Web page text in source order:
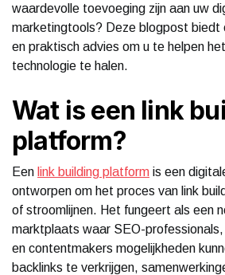
waardevolle toevoeging zijn aan uw
marketingtools? Deze blogpost biedt
en praktisch advies om u te helpen
technologie te halen.
Wat is een link
platform?
Een link building platform is een
ontworpen om het proces van link
of stroomlijnen. Het fungeert als een
marktplaats waar SEO-
en contentmakers mogelijkheden
backlinks te verkrijgen,